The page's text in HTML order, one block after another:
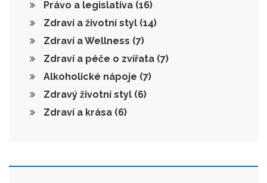
Právo a legislativa (16)
Zdraví a životní styl (14)
Zdraví a Wellness (7)
Zdraví a péče o zvířata (7)
Alkoholické nápoje (7)
Zdravý životní styl (6)
Zdraví a krása (6)